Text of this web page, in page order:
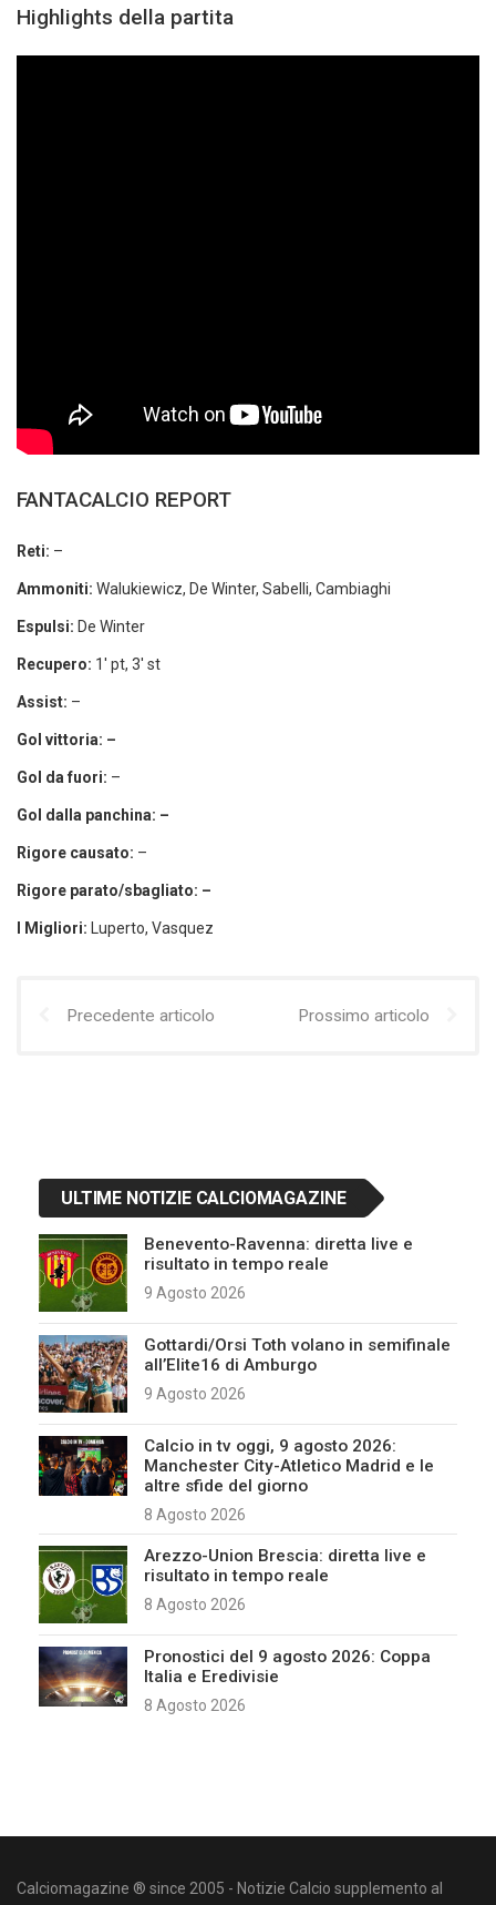
Highlights della partita
FANTACALCIO REPORT
Reti: –
Ammoniti: Walukiewicz, De Winter, Sabelli, Cambiaghi
Espulsi: De Winter
Recupero: 1′ pt, 3′ st
Assist: –
Gol vittoria: –
Gol da fuori: –
Gol dalla panchina: –
Rigore causato: –
Rigore parato/sbagliato: –
I Migliori: Luperto, Vasquez
Precedente articolo Prossimo articolo
ULTIME NOTIZIE CALCIOMAGAZINE
Benevento-Ravenna: diretta live e
risultato in tempo reale
9 Agosto 2026
Gottardi/Orsi Toth volano in semifinale
all’Elite16 di Amburgo
9 Agosto 2026
Calcio in tv oggi, 9 agosto 2026:
Manchester City-Atletico Madrid e le
altre sfide del giorno
8 Agosto 2026
Arezzo-Union Brescia: diretta live e
risultato in tempo reale
8 Agosto 2026
Pronostici del 9 agosto 2026: Coppa
Italia e Eredivisie
8 Agosto 2026
Calciomagazine ® since 2005 - Notizie Calcio supplemento al